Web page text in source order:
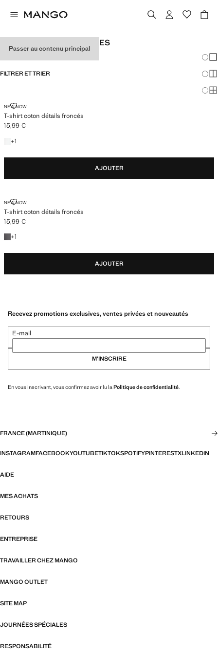
Passer au contenu principal
T-SHIRTS UNIS POUR FILLES
FILTRER ET TRIER
NEW NOW
T-shirt coton détails froncés
T-SHIRT COTON DÉTAILS FRONCÉS
Prix actuel [15,99 € ]
15,99 €
+1
+1 couleur
AJOUTER
NEW NOW
T-shirt coton détails froncés
T-SHIRT COTON DÉTAILS FRONCÉS
Prix actuel [15,99 € ]
15,99 €
+1
+1 couleur
AJOUTER
Recevez promotions exclusives, ventes privées et nouveautés
E-mail
M’INSCRIRE
En vous inscrivant, vous confirmez avoir lu la Politique de confidentialité.
FRANCE (MARTINIQUE)
INSTAGRAMFACEBOOKYOUTUBETIKTOKSPOTIFYPINTERESTXLINKEDIN
AIDE
MES ACHATS
RETOURS
ENTREPRISE
TRAVAILLER CHEZ MANGO
MANGO OUTLET
SITE MAP
JOURNÉES SPÉCIALES
RESPONSABILITÉ